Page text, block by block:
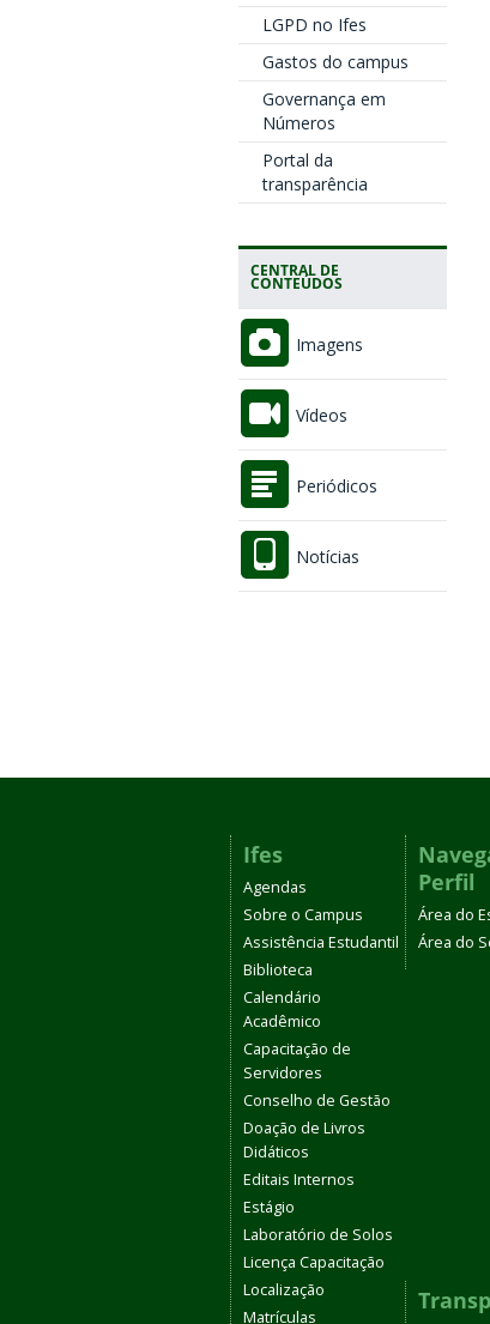
LGPD no Ifes
Gastos do campus
Governança em
Números
Portal da
transparência
CENTRAL DE
CONTEÚDOS
Imagens
Vídeos
Periódicos
Notícias
Ifes
Agendas
Sobre o Campus
Assistência Estudantil
Biblioteca
Calendário
Acadêmico
Capacitação de
Servidores
Conselho de Gestão
Doação de Livros
Didáticos
Editais Internos
Estágio
Laboratório de Solos
Licença Capacitação
Localização
Matrículas
Perfil
Área do
Área do